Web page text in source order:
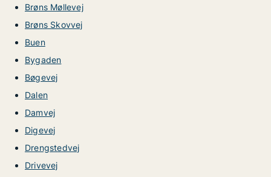
Brøns Møllevej
Brøns Skovvej
Buen
Bygaden
Bøgevej
Dalen
Damvej
Digevej
Drengstedvej
Drivevej